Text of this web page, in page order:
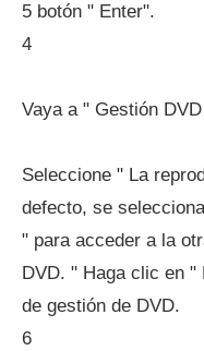
5 botón " Enter".
4
Vaya a " Gestión
Seleccione " La
defecto, se
" para acceder a la
DVD. " Haga clic en "
de gestión de DVD.
6